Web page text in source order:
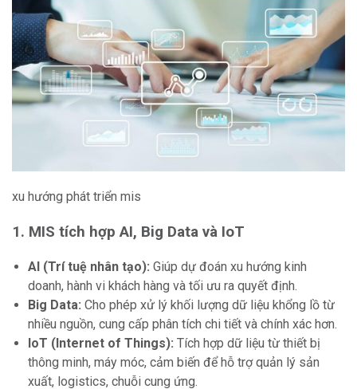
xu hướng phát triển mis
1. MIS tích hợp AI, Big Data và IoT
AI (Trí tuệ nhân tạo): Giúp dự đoán xu hướng kinh
doanh, hành vi khách hàng và tối ưu ra quyết định.
Big Data: Cho phép xử lý khối lượng dữ liệu khổng lồ từ
nhiều nguồn, cung cấp phân tích chi tiết và chính xác hơn.
IoT (Internet of Things): Tích hợp dữ liệu từ thiết bị
thông minh, máy móc, cảm biến để hỗ trợ quản lý sản
xuất, logistics, chuỗi cung ứng.